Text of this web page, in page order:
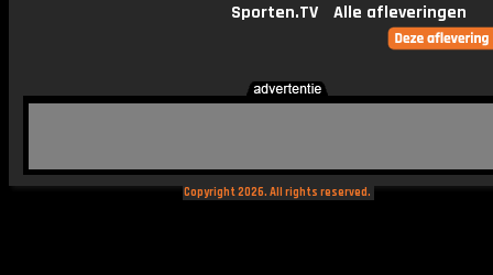
Sporten.TV
Alle afleveringen
Copyright 2026. All rights reserved.